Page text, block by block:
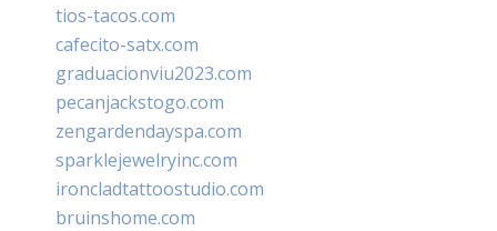
tios-tacos.com
cafecito-satx.com
graduacionviu2023.com
pecanjackstogo.com
zengardendayspa.com
sparklejewelryinc.com
ironcladtattoostudio.com
bruinshome.com